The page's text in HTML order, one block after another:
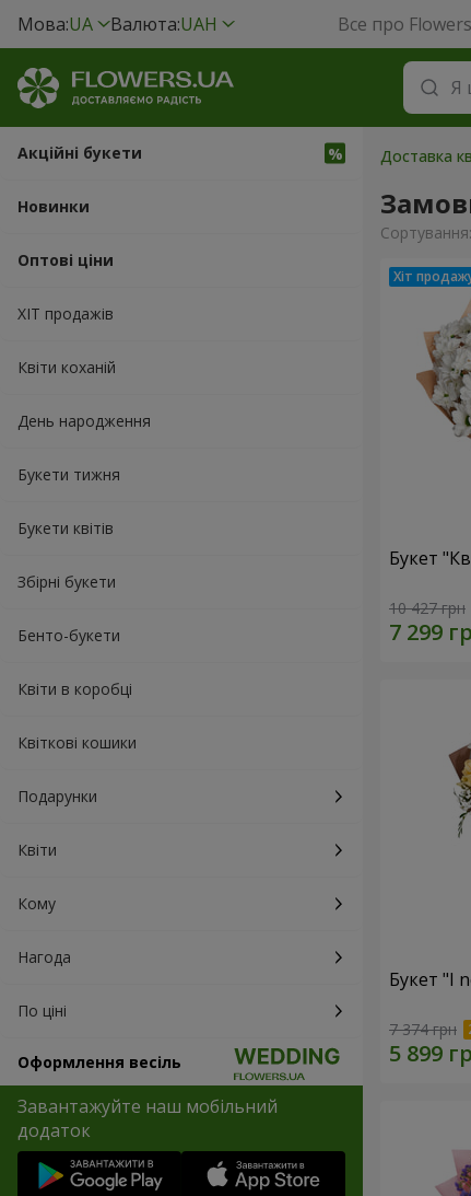
Мова:UA Валюта:UAH Все про
Акційні букети
Новинки
Оптові ціни
ХІТ продажів
Квіти коханій
День народження
Букети тижня
Букети квітів
Збірні букети
Бенто-букети
Квіти в коробці
Квіткові кошики
Подарунки
Квіти
Кому
Нагода
По ціні
Оформлення весіль
Завантажуйте наш мобільний
додаток
Доставка
Сортування:
Букет
10 427 грн
Букет "I
7 374 грн